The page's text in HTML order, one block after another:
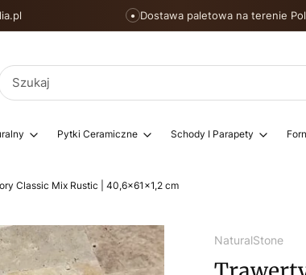
● Dostawa paletowa na terenie
Pytki Ceramiczne Schody I Parapety
Classic Mix Rustic | 40,6x61x1,2 cm
NaturalStone